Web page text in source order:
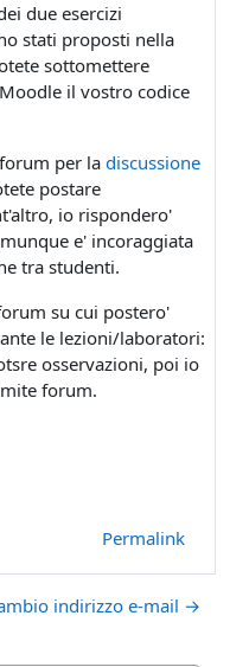
due esercizi
stati proposti nella
sottomettere
il vostro codice
per la discussione
postare
io rispondero'
e' incoraggiata
tra studenti.
su cui postero'
le lezioni/laboratori:
osservazioni, poi io
forum.
Permalink
indirizzo e-mail →